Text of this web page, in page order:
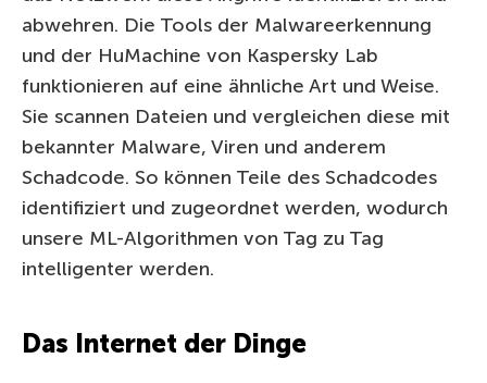
abwehren. Die Tools der Malwareerkennung
und der HuMachine von Kaspersky Lab
funktionieren auf eine ähnliche Art und Weise.
Sie scannen Dateien und vergleichen diese mit
bekannter Malware, Viren und anderem
Schadcode. So können Teile des Schadcodes
identifiziert und zugeordnet werden, wodurch
unsere ML-Algorithmen von Tag zu Tag
intelligenter werden.
Das Internet der Dinge